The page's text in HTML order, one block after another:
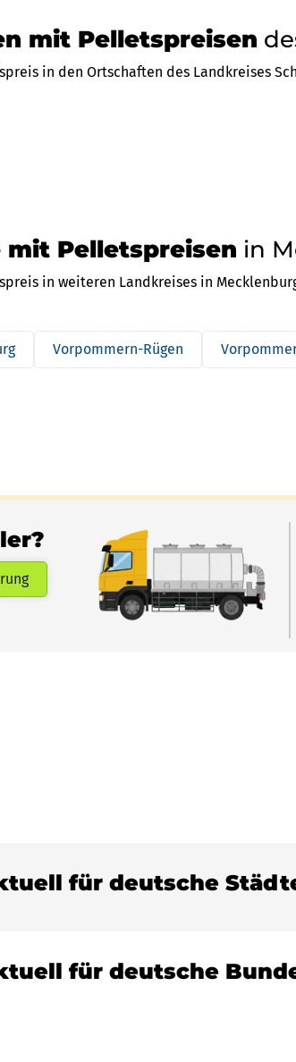
mit Pelletspreisen
in den Ortschaften des Landkreises
Pelletspreisen in
in weiteren Landkreises in
Vorpommern-Rügen
für deutsche
für deutsche